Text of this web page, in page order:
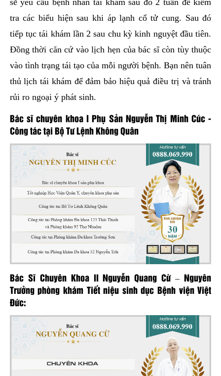
sẽ yêu cầu bệnh nhân tái khám sau đó 2 tuần để kiểm
tra các biểu hiện sau khi áp lạnh cổ tử cung. Sau đó
tiếp tục tái khám lần 2 sau chu kỳ kinh nguyệt đầu tiên.
Đồng thời căn cứ vào lịch hẹn của bác sĩ còn tùy thuộc
vào tình trạng tái tạo của mỗi người bệnh. Bạn nên tuân
thủ lịch tái khám để đảm bảo hiệu quả điều trị và tránh
rủi ro ngoại ý phát sinh.
Bác sĩ chuyên khoa I Phụ Sản Nguyễn Thị Minh Cúc -
Công tác tại Bộ Tư Lệnh Không Quân
Bác Sĩ Chuyên Khoa II Nguyễn Quang Cừ – Nguyên
Trưởng phòng khám Tiết niệu sinh dục Bệnh viện Việt
Đức: